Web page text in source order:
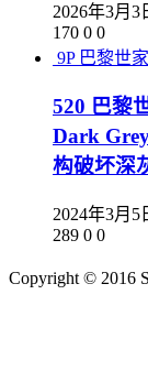
2026年3月3
170 0 0
9P 巴黎世家
520 巴黎
Dark
构破坏深
2024年3月5
289 0 0
Copyright © 2016